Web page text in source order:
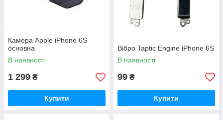
Камера Apple iPhone 6S
основна
В наявності
1 299 ₴
Купити
Вібро Taptic Engine iPhone 6S
В наявності
99 ₴
Купити